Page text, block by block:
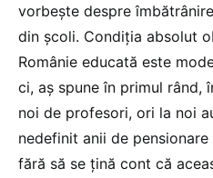
vorbește despre
din școli. Condiția absolut
Românie educată este
ci, aș spune în primul rând,
noi de profesori, ori la noi
nedefinit anii de
fără să se țină cont că